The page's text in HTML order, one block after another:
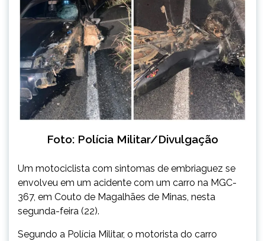
Foto: Polícia Militar/Divulgação
Um motociclista com sintomas de embriaguez se
envolveu em um acidente com um carro na MGC-
367, em Couto de Magalhães de Minas, nesta
segunda-feira (22).
Segundo a Polícia Militar, o motorista do carro